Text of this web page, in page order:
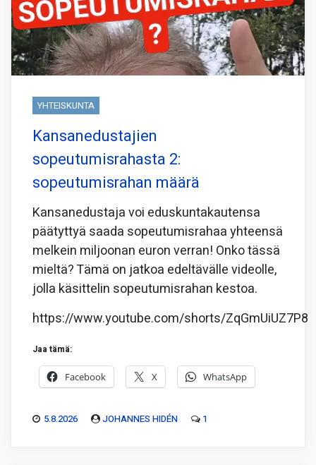
YHTEISKUNTA
Kansanedustajien
sopeutumisrahasta 2:
sopeutumisrahan määrä
Kansanedustaja voi eduskuntakautensa
päätyttyä saada sopeutumisrahaa yhteensä
melkein miljoonan euron verran! Onko tässä
mieltä? Tämä on jatkoa edeltävälle videolle,
jolla käsittelin sopeutumisrahan kestoa.
https://www.youtube.com/shorts/ZqGmUiUZ7P8
Jaa tämä:
Facebook X WhatsApp
5.8.2026 JOHANNES HIDÉN 1